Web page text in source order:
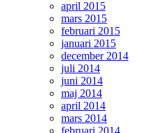
april 2015
mars 2015
februari 2015
januari 2015
december 2014
juli 2014
juni 2014
maj 2014
april 2014
mars 2014
februari 2014